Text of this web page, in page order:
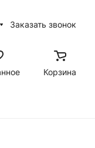
Заказать звонок
Корзина